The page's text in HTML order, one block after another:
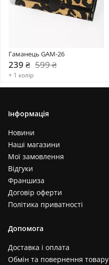
Гаманець GAM-26
239 ₴ 599 ₴
+ 1 колір
Інформація
Новини
Наші магазини
Мої замовлення
Відгуки
Франшиза
Договір оферти
Політика приватності
Допомога
Доставка і оплата
Обмін та повернення товару